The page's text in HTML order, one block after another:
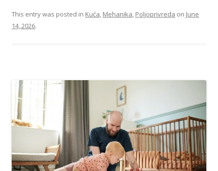
This entry was posted in Kuća, Mehanika, Poljoprivreda on June
14, 2026.